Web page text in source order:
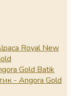
Royal New
Gold Batik
- Angora Gold